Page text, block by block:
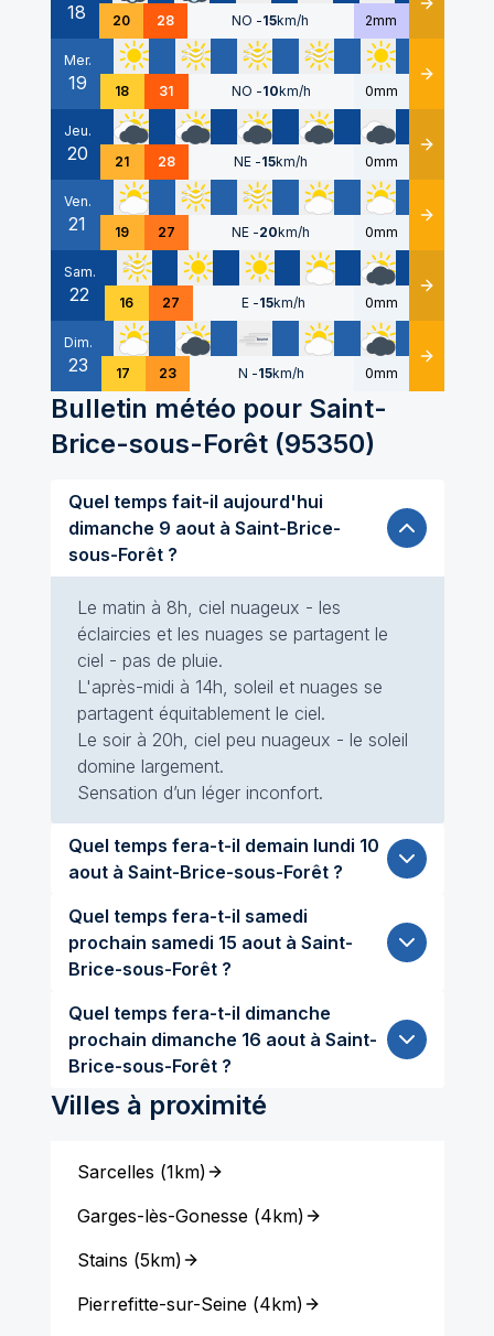
18 20 28 NO -15km/h 2mm Détails
Mer.
19 18 31 NO -10km/h 0mm Détails
Jeu.
20 21 28 NE -15km/h 0mm Détails
Ven.
21 19 27 NE -20km/h 0mm Détails
Sam.
22 16 27 E -15km/h 0mm Détails
Dim.
23 17 23 N -15km/h 0mm Détails
Bulletin météo pour Saint-
Brice-sous-Forêt(95350)
Quel temps fait-il aujourd'hui
dimanche 9 aout à Saint-Brice-
sous-Forêt ?
Le matin à 8h, ciel nuageux - les
éclaircies et les nuages se partagent le
ciel - pas de pluie.
L'après-midi à 14h, soleil et nuages se
partagent équitablement le ciel.
Le soir à 20h, ciel peu nuageux - le soleil
domine largement.
Sensation d’un léger inconfort.
Quel temps fera-t-il demain lundi 10
aout à Saint-Brice-sous-Forêt ?
Quel temps fera-t-il samedi
prochain samedi 15 aout à Saint-
Brice-sous-Forêt ?
Quel temps fera-t-il dimanche
prochain dimanche 16 aout à Saint-
Brice-sous-Forêt ?
Villes à proximité
Sarcelles (1km)
Garges-lès-Gonesse(4km)
Stains (5km)
Pierrefitte-sur-Seine(4km)